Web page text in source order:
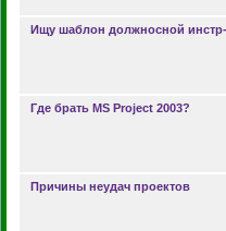
Ищу шаблон должносной
Где брать MS Project 2003?
Причины неудач проектов